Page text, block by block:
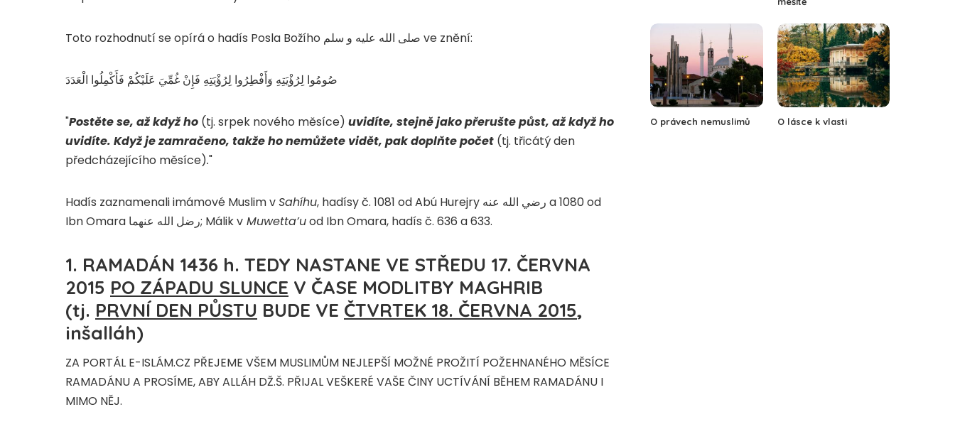
Toto rozhodnutí se opírá o hadís Posla Božího صلى الله عليه و سلم ve znění:
صُومُوا لِرُؤْيَتِهِ وَأَفْطِرُوا لِرُؤْيَتِهِ فَإِنْ غُمِّيَ عَلَيْكُمْ فَأَكْمِلُوا الْعَدَدَ
"Postěte se, až když ho (tj. srpek nového měsíce) uvidíte, stejně jako přerušte půst, až když ho
uvidíte. Když je zamračeno, takže ho nemůžete vidět, pak doplňte počet (tj. třicátý den
předcházejícího měsíce)."
Hadís zaznamenali imámové Muslim vSahíhu, hadísy č. 1081 od Abú Hurejry رضي الله عنه a 1080 od
Ibn Omara رضل الله عنهما; Málik v Muwetta’uod Ibn Omara, hadís č. 636 a 633.
1. RAMADÁN 1436 h. TEDY NASTANE VE STŘEDU 17. ČERVNA
2015 PO ZÁPADU SLUNCE V ČASE MODLITBY MAGHRIB
(tj. PRVNÍ DEN PŮSTU BUDE VE ČTVRTEK 18. ČERVNA 2015,
inšalláh)
ZA PORTÁL E-ISLÁM.CZ PŘEJEME VŠEM MUSLIMŮM NEJLEPŠÍ MOŽNÉ PROŽITÍ POŽEHNANÉHO MĚSÍCE
RAMADÁNU A PROSÍME, ABY ALLÁH DŽ.Š. PŘIJAL VEŠKERÉ VAŠE ČINY UCTÍVÁNÍ BĚHEM RAMADÁNU I
MIMO NĚJ.
O právech nemuslimů O lásce k vlasti